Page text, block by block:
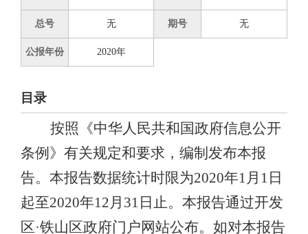
总号 无 期号 无
公报年份 2020年
目录
按照《中华人民共和国政府信息公开
条例》有关规定和要求，编制发布本报
告。本报告数据统计时限为2020年1月1日
起至2020年12月31日止。本报告通过开发
区·铁山区政府门户网站公布。如对本报告